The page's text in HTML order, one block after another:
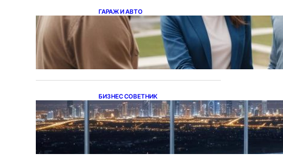
ГАРАЖ И АВТО
Ипотека на новостройки
при оформлении
напрямую у застройщика
БИЗНЕС СОВЕТНИК
Каталог светодиодных
светильников и LED-
освещения в Казахстане